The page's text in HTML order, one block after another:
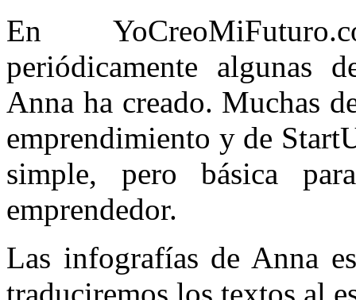
En
periódicamente algunas
Anna ha creado. Muchas
emprendimiento y de
simple, pero básica
emprendedor.
Las infografías de Anna
traduciremos los textos al